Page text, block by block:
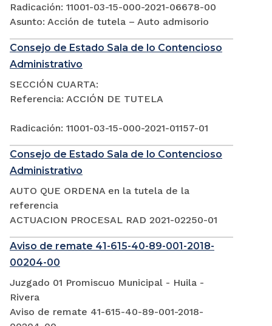
Radicación: 11001-03-15-000-2021-06678-00
Asunto: Acción de tutela – Auto admisorio
Consejo de Estado Sala de lo Contencioso
Administrativo
SECCIÓN CUARTA:
Referencia: ACCIÓN DE TUTELA
Radicación: 11001-03-15-000-2021-01157-01
Consejo de Estado Sala de lo Contencioso
Administrativo
AUTO QUE ORDENA en la tutela de la
referencia
ACTUACION PROCESAL RAD 2021-02250-01
Aviso de remate 41-615-40-89-001-2018-
00204-00
Juzgado 01 Promiscuo Municipal - Huila -
Rivera
Aviso de remate 41-615-40-89-001-2018-